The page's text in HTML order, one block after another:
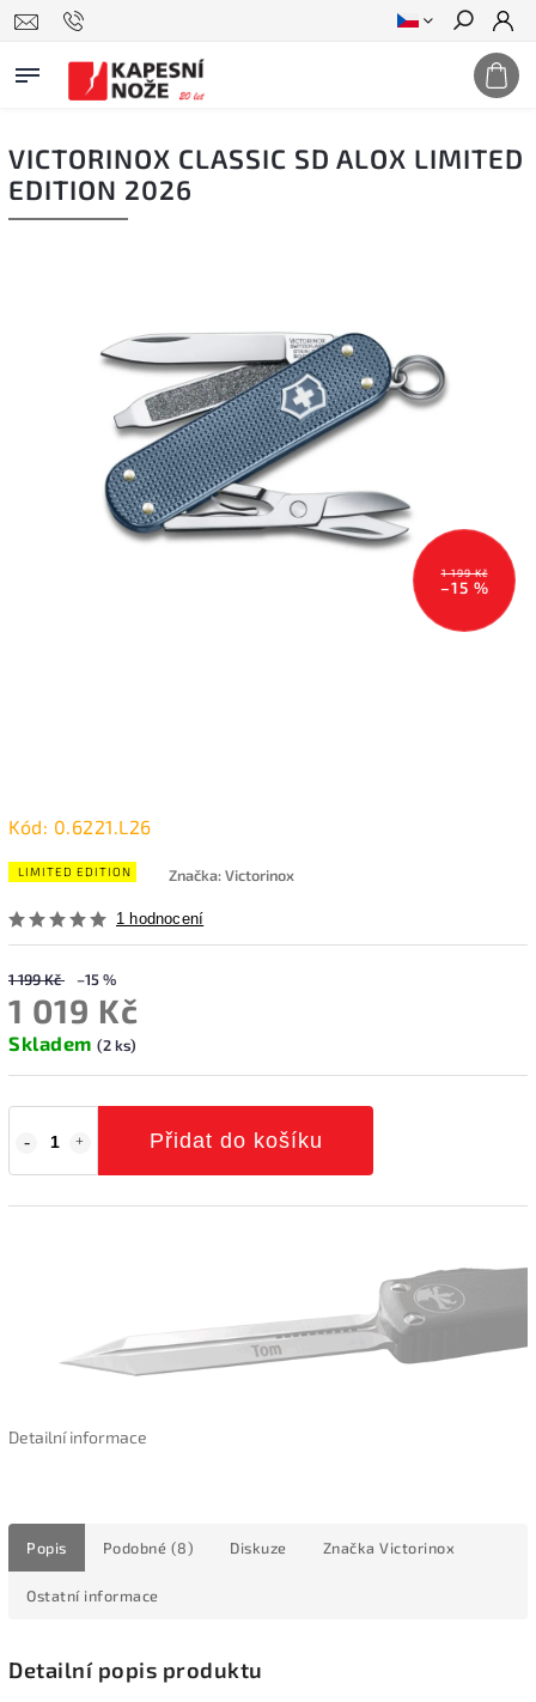
Hledat
VICTORINOX CLASSIC SD ALOX LIMITED
EDITION 2026
1 199 Kč
–15 %
Kód: 0.6221.L26
LIMITED EDITION
1 hodnocení
Značka:Victorinox
1 199 Kč –15 %
1 019 Kč
Skladem (2 ks)
Přidat do košíku
Detailní informace
Popis Podobné (8) Diskuze Značka Victorinox
Ostatní informace
Detailní popis produktu